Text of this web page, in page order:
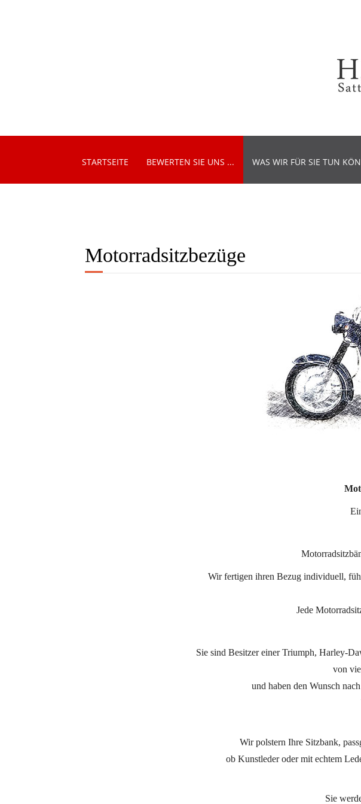
STARTSEITE BEWERTEN SIE UNS ... WAS WIR FÜR SIE TUN
Motorradsitzbezüge
Wir fertigen ihren Bezug individuell,
Jede
Sie sind Besitzer einer Triumph, Harley-
von
und haben den Wunsch
Wir polstern Ihre Sitzbank,
ob Kunstleder oder mit echtem
Sie